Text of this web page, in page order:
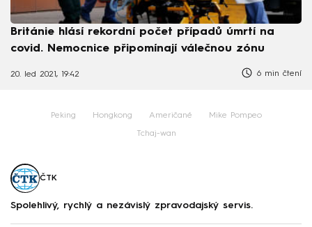
Británie hlásí rekordní počet případů úmrtí na
covid. Nemocnice připomínají válečnou zónu
20. led 2021, 19:42 6 min čtení
Peking Hongkong Američané Mike Pompeo
Tchaj-wan
ČTK
Spolehlivý, rychlý a nezávislý zpravodajský servis.